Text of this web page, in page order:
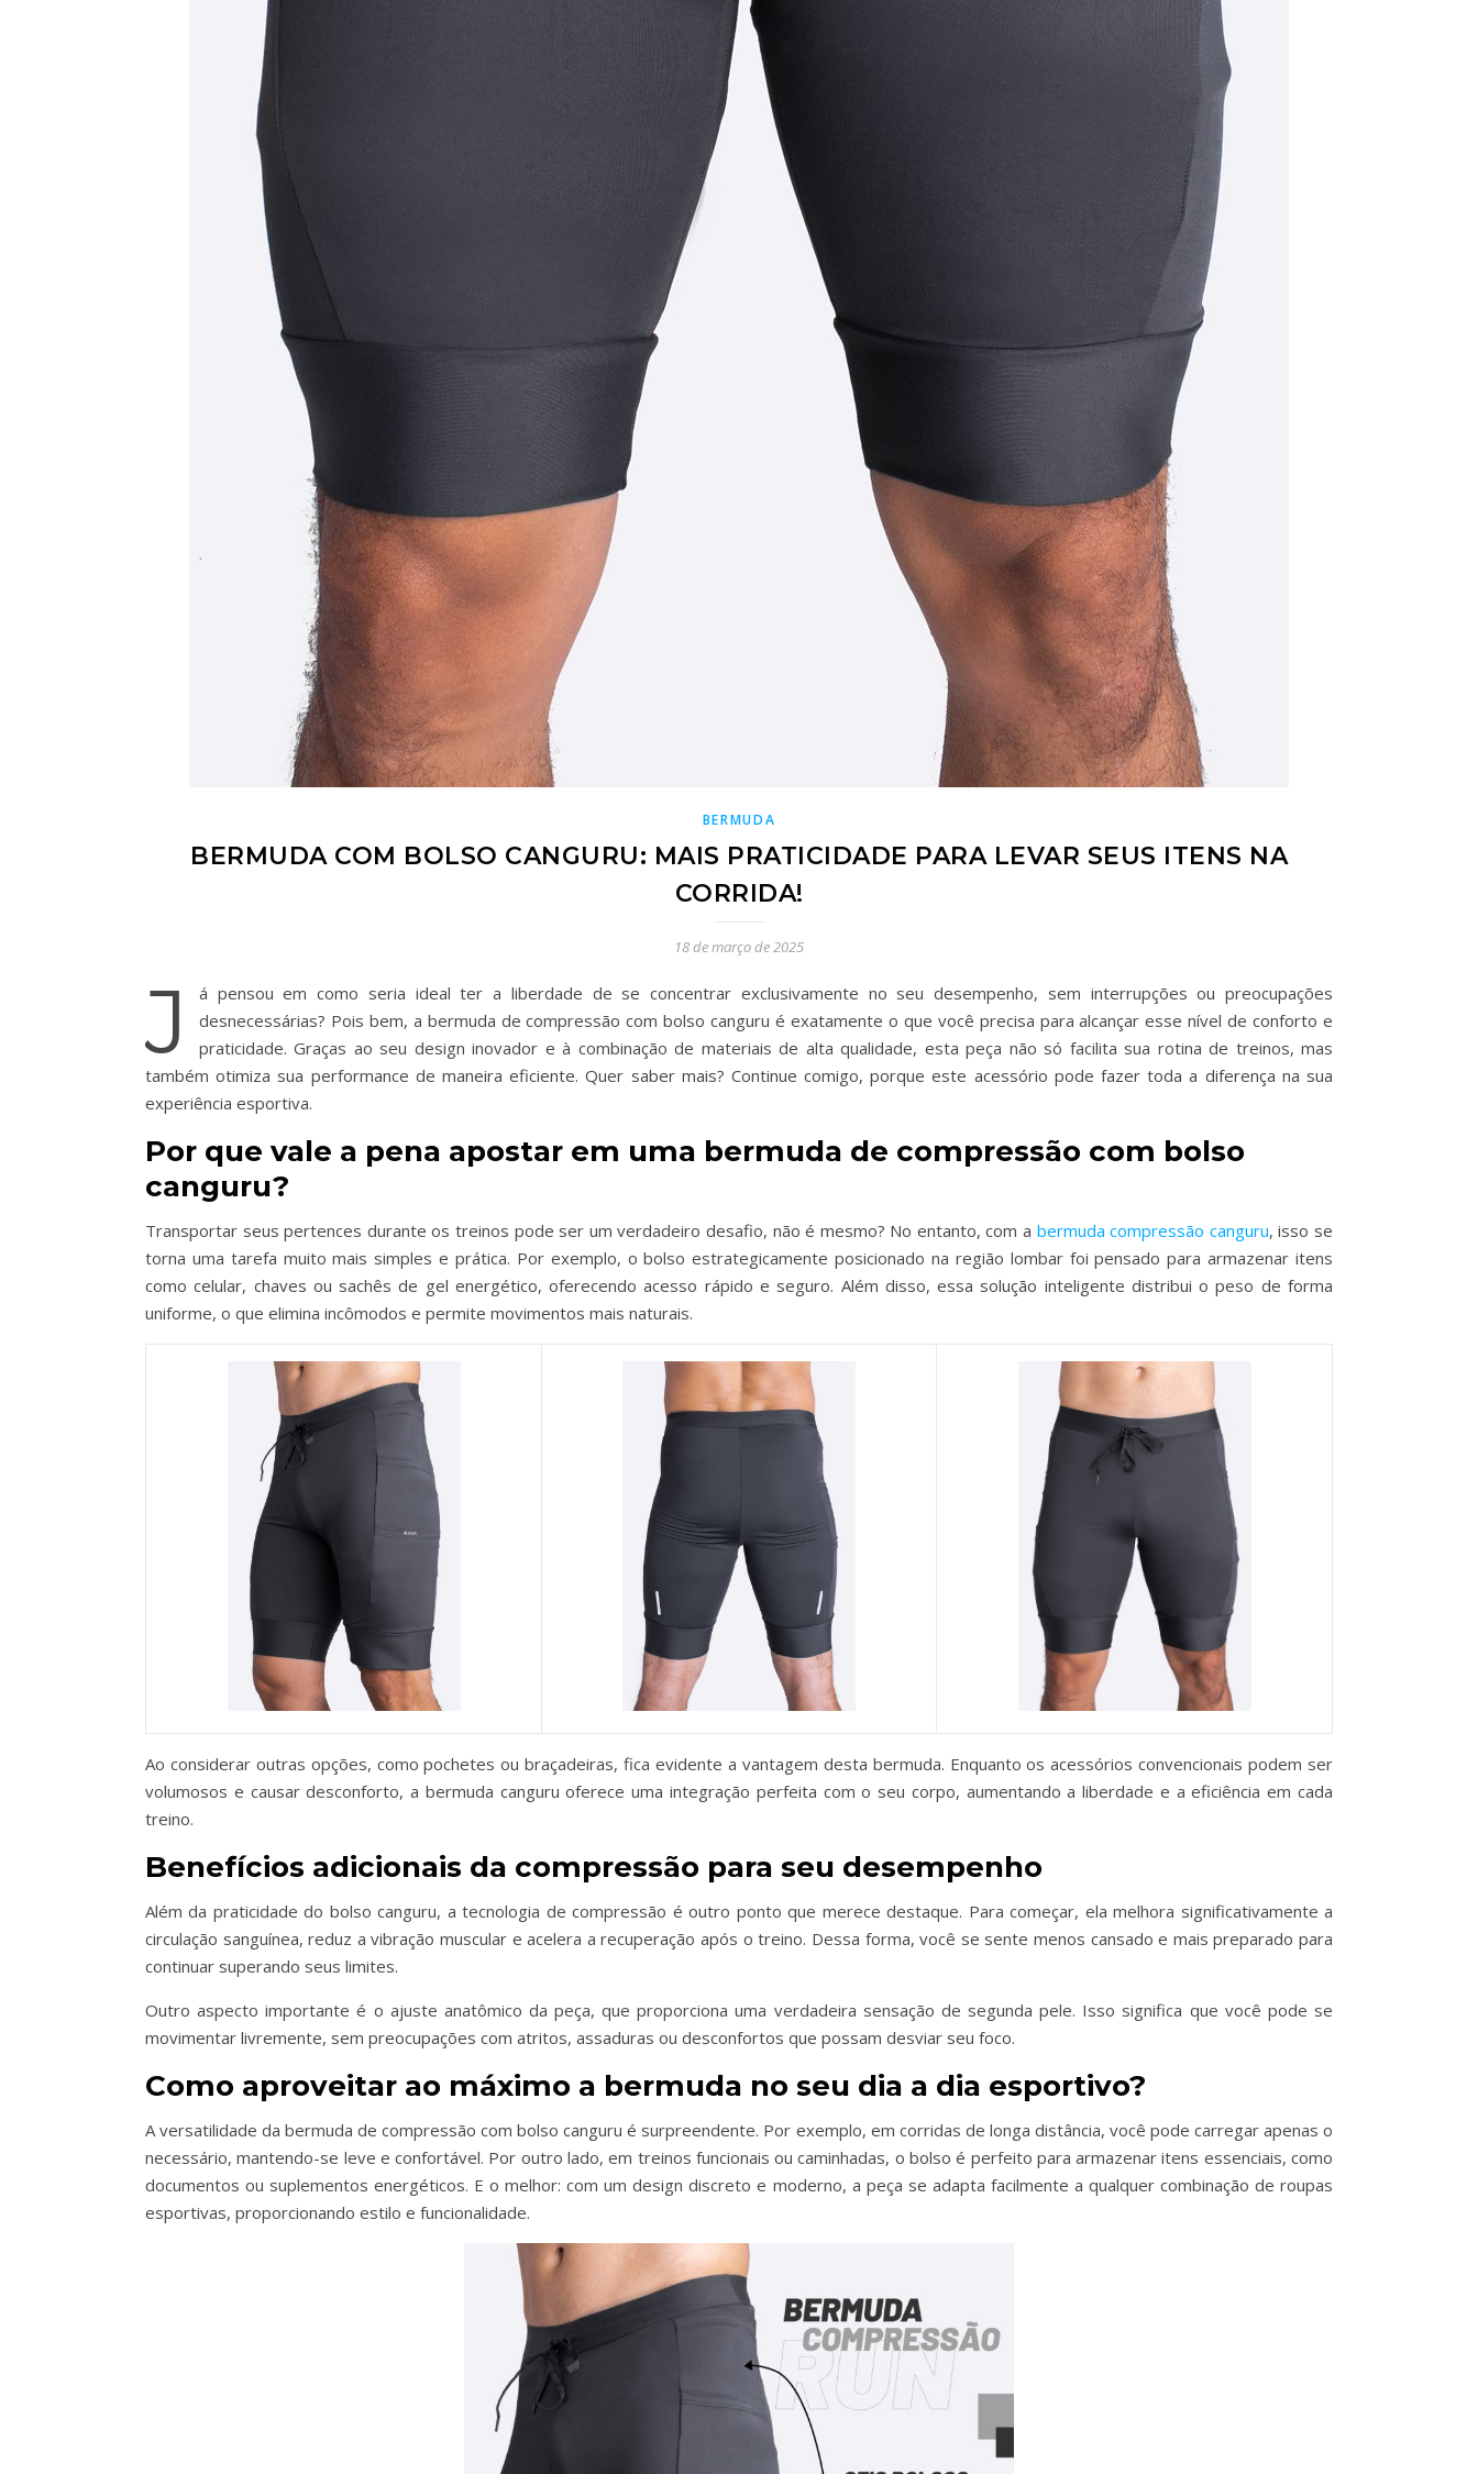
BERMUDA
BERMUDA COM BOLSO CANGURU: MAIS PRATICIDADE PARA LEVAR SEUS ITENS NA
CORRIDA!
18 de março de 2025
J
á pensou em como seria ideal ter a liberdade de se concentrar exclusivamente no seu desempenho, sem interrupções ou preocupações
desnecessárias? Pois bem, a bermuda de compressão com bolso canguru é exatamente o que você precisa para alcançar esse nível de conforto e
praticidade. Graças ao seu design inovador e à combinação de materiais de alta qualidade, esta peça não só facilita sua rotina de treinos, mas
também otimiza sua performance de maneira eficiente. Quer saber mais? Continue comigo, porque este acessório pode fazer toda a diferença na sua
experiência esportiva.
Por que vale a pena apostar em uma bermuda de compressão com bolso
canguru?
Transportar seus pertences durante os treinos pode ser um verdadeiro desafio, não é mesmo? No entanto, com a bermuda compressão canguru, isso se
torna uma tarefa muito mais simples e prática. Por exemplo, o bolso estrategicamente posicionado na região lombar foi pensado para armazenar itens
como celular, chaves ou sachês de gel energético, oferecendo acesso rápido e seguro. Além disso, essa solução inteligente distribui o peso de forma
uniforme, o que elimina incômodos e permite movimentos mais naturais.
Ao considerar outras opções, como pochetes ou braçadeiras, fica evidente a vantagem desta bermuda. Enquanto os acessórios convencionais podem ser
volumosos e causar desconforto, a bermuda canguru oferece uma integração perfeita com o seu corpo, aumentando a liberdade e a eficiência em cada
treino.
Benefícios adicionais da compressão para seu desempenho
Além da praticidade do bolso canguru, a tecnologia de compressão é outro ponto que merece destaque. Para começar, ela melhora significativamente a
circulação sanguínea, reduz a vibração muscular e acelera a recuperação após o treino. Dessa forma, você se sente menos cansado e mais preparado para
continuar superando seus limites.
Outro aspecto importante é o ajuste anatômico da peça, que proporciona uma verdadeira sensação de segunda pele. Isso significa que você pode se
movimentar livremente, sem preocupações com atritos, assaduras ou desconfortos que possam desviar seu foco.
Como aproveitar ao máximo a bermuda no seu dia a dia esportivo?
A versatilidade da bermuda de compressão com bolso canguru é surpreendente. Por exemplo, em corridas de longa distância, você pode carregar apenas o
necessário, mantendo-se leve e confortável. Por outro lado, em treinos funcionais ou caminhadas, o bolso é perfeito para armazenar itens essenciais, como
documentos ou suplementos energéticos. E o melhor: com um design discreto e moderno, a peça se adapta facilmente a qualquer combinação de roupas
esportivas, proporcionando estilo e funcionalidade.